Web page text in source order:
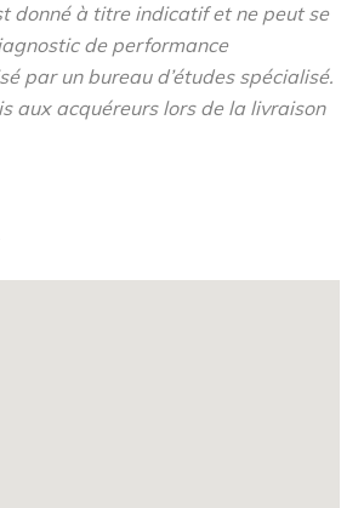
donné à titre indicatif et ne peut se
de performance
par un bureau d’études spécialisé.
aux acquéreurs lors de la livraison